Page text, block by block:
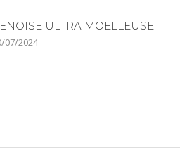
ULTRA MOELLEUSE
07/2024